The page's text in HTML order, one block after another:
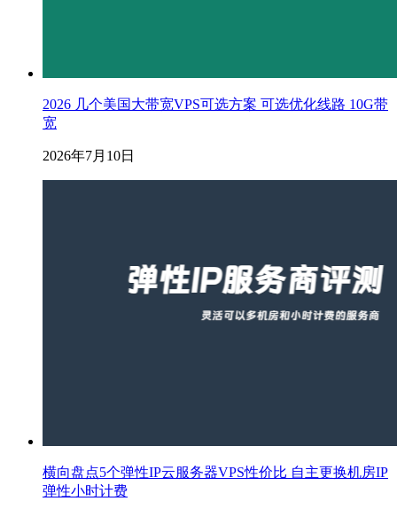
2026 几个美国大带宽VPS可选方案 可选优化线路 10G带
宽
2026年7月10日
横向盘点5个弹性IP云服务器VPS性价比 自主更换机房IP
弹性小时计费